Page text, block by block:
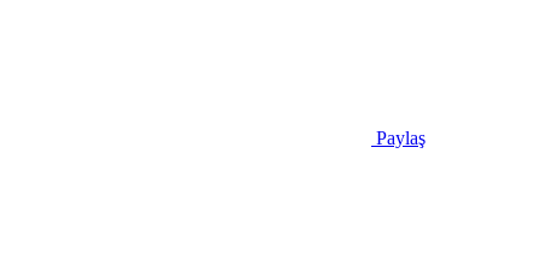
Paylaş